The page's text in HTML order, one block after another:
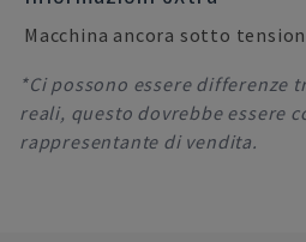
Macchina ancora sotto
*Ci possono essere differenze
reali, questo dovrebbe essere
rappresentante di vendita.